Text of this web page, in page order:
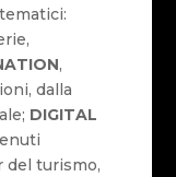
,
dalla
DIGITAL
del turismo,